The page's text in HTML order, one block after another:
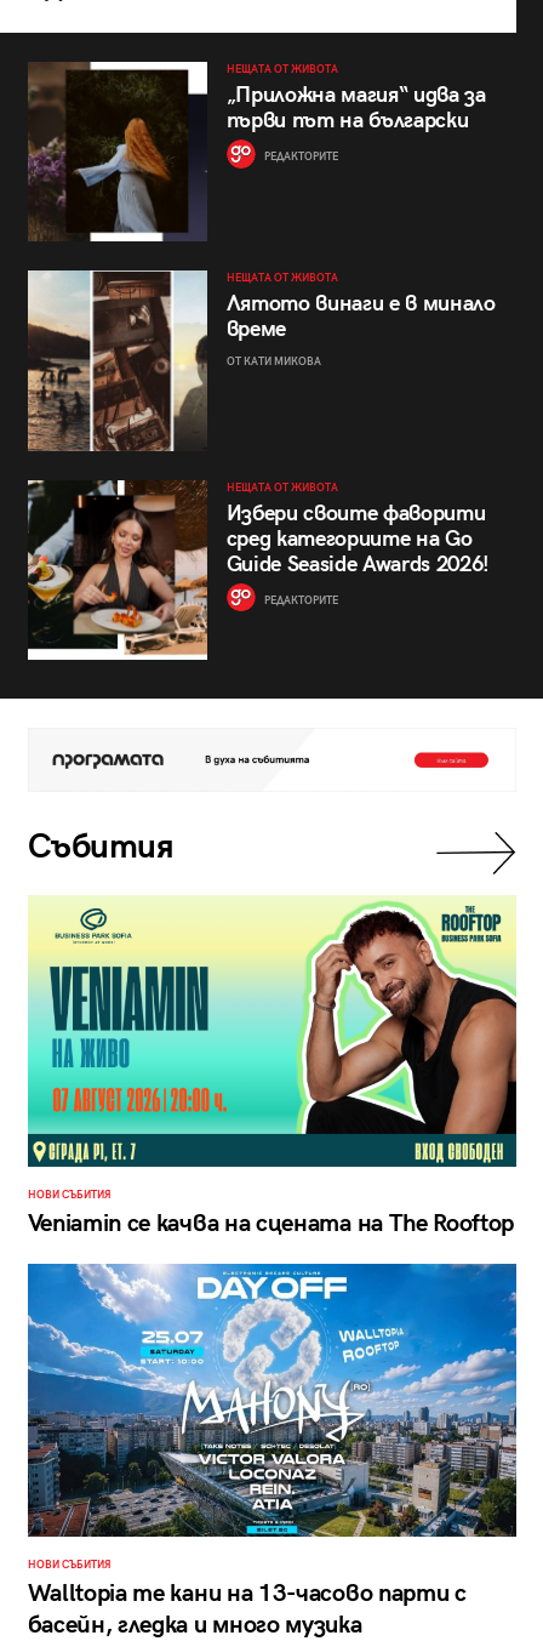
НЕЩАТА ОТ ЖИВОТА
„Приложна магия“ идва за
първи път на български
РЕДАКТОРИТЕ
НЕЩАТА ОТ ЖИВОТА
Лятото винаги е в минало
време
ОТ КАТИ МИКОВА
НЕЩАТА ОТ ЖИВОТА
Избери своите фаворити
сред категориите на Go
Guide Seaside Awards 2026!
РЕДАКТОРИТЕ
Събития
НОВИ СЪБИТИЯ
Veniamin се качва на сцената на The Rooftop
НОВИ СЪБИТИЯ
Walltopia те кани на 13-часово парти с
басейн, гледка и много музика